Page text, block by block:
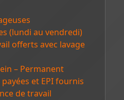
(lundi au vendredi)
offerts avec lavage
– Permanent
et EPI fournis
de travail